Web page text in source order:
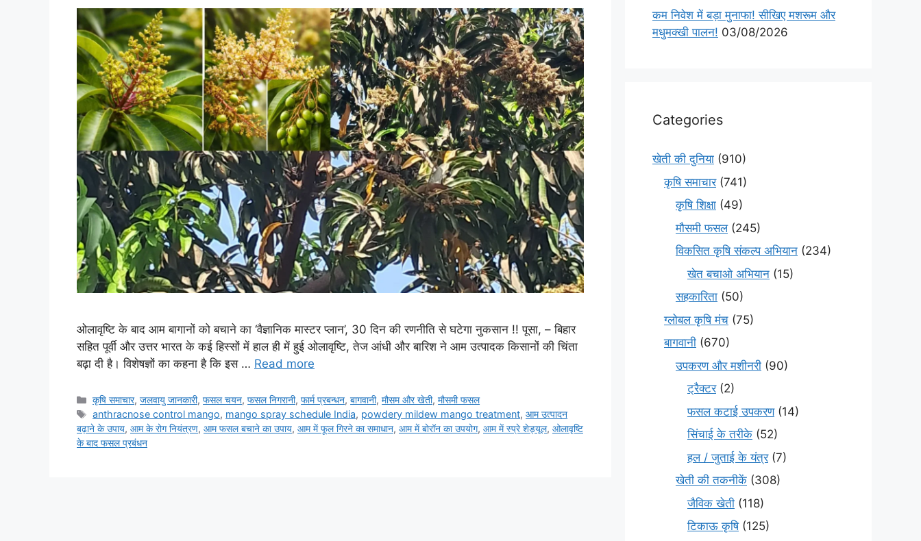
ओलावृष्टि के बाद आम बागानों को बचाने का ‘वैज्ञानिक मास्टर प्लान’, 30 दिन की रणनीति से घटेगा नुकसान !! पूसा, – बिहार
सहित पूर्वी और उत्तर भारत के कई हिस्सों में हाल ही में हुई ओलावृष्टि, तेज आंधी और बारिश ने आम उत्पादक किसानों की चिंता
बढ़ा दी है। विशेषज्ञों का कहना है कि इस … Read more
कृषि समाचार,जलवायु जानकारी,फसल चयन,फसल निगरानी,फार्म प्रबन्धन,बागवानी,मौसम और खेती,मौसमी फसल
anthracnose control mango, mango spray schedule India, powdery mildew mango treatment,आम उत्पादन
बढ़ाने के उपाय, आम के रोग नियंत्रण, आम फसल बचाने का उपाय, आम में फूल गिरने का समाधान, आम में बोरॉन का उपयोग, आम में स्प्रे शेड्यूल, ओलावृष्टि
के बाद फसल प्रबंधन
कम निवेश में बड़ा मुनाफा! सीखिए मशरूम और
मधुमक्खी पालन! 03/08/2026
Categories
खेती की दुनिया (910)
कृषि समाचार(741)
कृषि शिक्षा (49)
मौसमी फसल(245)
विकसित कृषि संकल्प अभियान (234)
खेत बचाओ अभियान (15)
सहकारिता (50)
ग्लोबल कृषि मंच (75)
बागवानी (670)
उपकरण और मशीनरी (90)
ट्रैक्टर(2)
फसल कटाई उपकरण(14)
सिंचाई के तरीके (52)
हल / जुताई के यंत्र(7)
खेती की तकनीकें (308)
जैविक खेती (118)
टिकाऊ कृषि(125)